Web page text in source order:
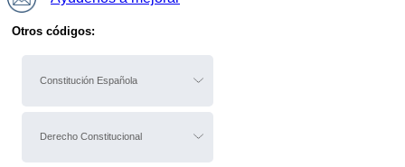
Otros códigos:
Constitución Española
Derecho Constitucional